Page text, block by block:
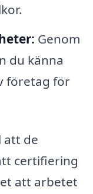
Genom
du känna
företag för
att de
certifiering
att arbetet